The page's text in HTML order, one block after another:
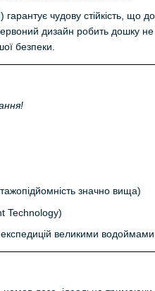
чудову стійкість, що
дизайн робить дошку
безпеки.
значно вища)
Technology)
великими